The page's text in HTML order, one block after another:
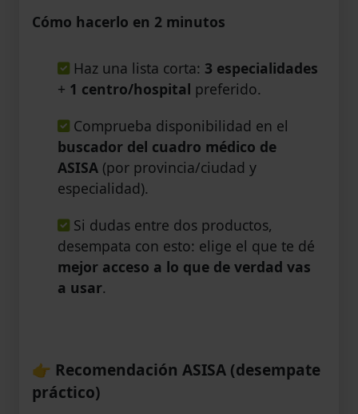
Cómo hacerlo en 2 minutos
Haz una lista corta: 3 especialidades
+ 1 centro/hospital preferido.
Comprueba disponibilidad en el
buscador del cuadro médico de
ASISA (por provincia/ciudad y
especialidad).
Si dudas entre dos productos,
desempata con esto: elige el que te dé
mejor acceso a lo que de verdad vas
a usar.
👉 Recomendación ASISA (desempate
práctico)